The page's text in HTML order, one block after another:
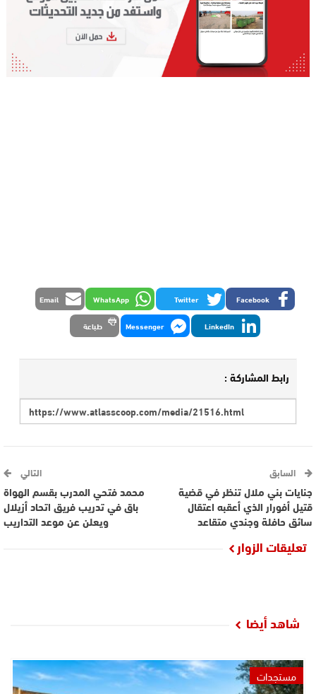
Facebook
Twitter
WhatsApp
Email
LinkedIn
Messenger طباعة
رابط المشاركة :
السابق
جنايات بني ملال تنظر في قضية
قتيل أفورار الذي أعقبه اعتقال
سائق حافلة وجندي متقاعد
التالي
محمد فتحي المدرب بقسم الهواة
باق في تدريب فريق اتحاد أزيلال
ويعلن عن موعد التداريب
تعليقات الزوار
شاهد أيضا
مستجدات